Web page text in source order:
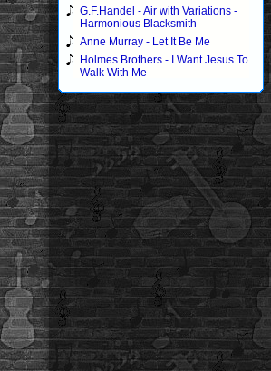
G.F.Handel - Air with Variations -
Harmonious Blacksmith
Anne Murray - Let It Be Me
Holmes Brothers - I Want Jesus To
Walk With Me